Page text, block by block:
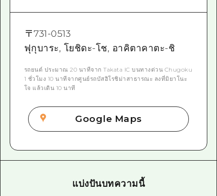
〒731-0513
ฟุกุบาระ, โยชิดะ-โช, อาคิตาคาตะ-ชิ
รถยนต์ ประมาณ 20 นาทีจาก Takata IC บนทางด่วน Chugoku
1 ชั่วโมง 10 นาทีจากศูนย์รถบัสฮิโรชิม่าสาธารณะ ลงที่มิยาโนะ
โจ แล้วเดิน 10 นาที
Google Maps
แบ่งปันบทความนี้